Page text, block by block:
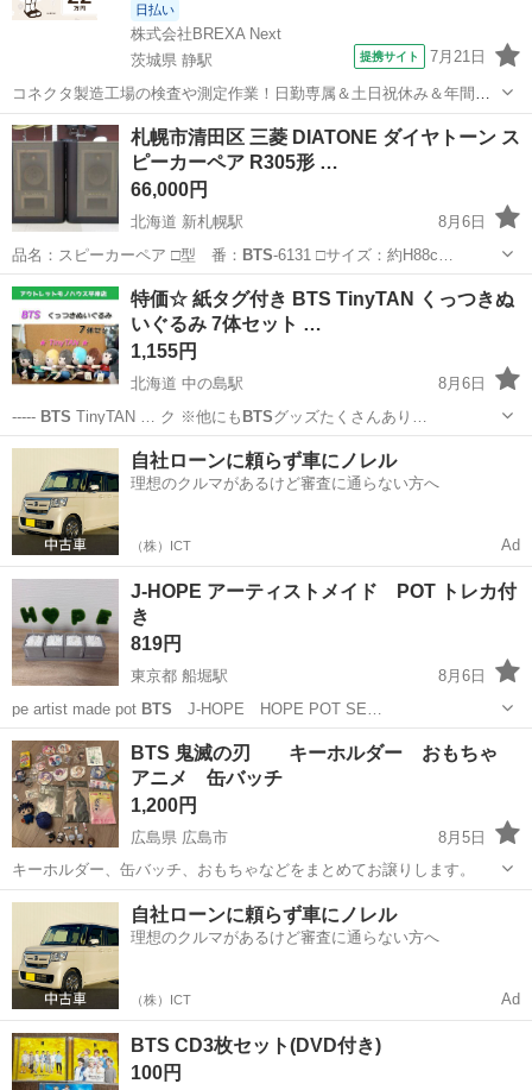
日払い
株式会社BREXA Next
茨城県 静駅
提携サイト 7月21日
コネクタ製造工場の検査や測定作業！日勤専属＆土日祝休み＆年間休
日128日★クリーンルーム内作業★マイカー通勤OK＆無料駐車場あり
★就業先食堂利用可！日払い制度あり！《茨城県常陸大宮市》 人気の
工場のお仕事 ◇コネクタ製造工...
茨城 常陸大宮市 静駅 その他
札幌市清田区 三菱 DIATONE ダイヤトーン ス
ピーカーペア R305形 …
66,000円
北海道 新札幌駅
8月6日
品名：スピーカーペア □型 番： BTS -6131 □サイズ：約H88c…
北海道 札幌市 新札幌駅 オーディオ ダイヤトーン
特価☆ 紙タグ付き BTS TinyTAN くっつきぬ
いぐるみ 7体セット …
1,155円
北海道 中の島駅
8月6日
----- BTS TinyTAN … ク ※他にも BTSグッズたくさんあり…
北海道 札幌市 中の島駅 おもちゃ
自社ローンに頼らず車にノレル
理想のクルマがあるけど審査に通らない方へ
（株）ICT Ad
J-HOPE アーティストメイド POT トレカ付
き
819円
東京都 船堀駅
8月6日
pe artist made pot BTS J-HOPE HOPE POT SE…
東京 江戸川区 船堀駅 生活雑貨 トレカ
BTS 鬼滅の刃 キーホルダー おもちゃ
アニメ 缶バッチ
1,200円
広島県 広島市
8月5日
キーホルダー、缶バッチ、おもちゃなどをまとめてお譲りします。
広島 広島市 フィギュア
自社ローンに頼らず車にノレル
理想のクルマがあるけど審査に通らない方へ
（株）ICT Ad
BTS CD3枚セット(DVD付き)
100円